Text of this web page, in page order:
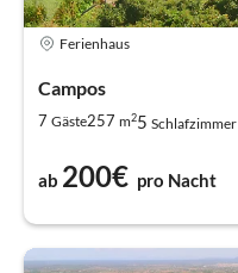
Ferienhaus
Campos
7 Gäste257 m25 Schlafzimmer
ab 200€ pro Nacht